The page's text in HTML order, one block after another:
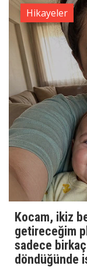
Hikayeler
Kocam, ikiz
getireceğim
sadece
döndüğünde